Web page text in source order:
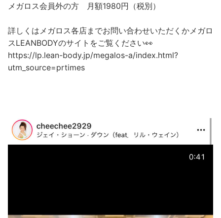
メガロス会員外の方 月額1980円（税別）
詳しくはメガロス各店までお問い合わせいただくかメガロ
スLEANBODYのサイトをご覧ください👀
https://lp.lean-body.jp/megalos-a/index.html?
utm_source=prtimes